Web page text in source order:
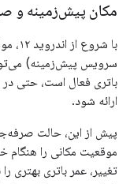
مکان پیش‌زمینه و
با
سرویس پیش‌زمینه)
باتری فعال است، حتی
ارائه شود.
پیش از این، حالت
موقعیت مکانی را
تغییر، عمر باتری بهتری